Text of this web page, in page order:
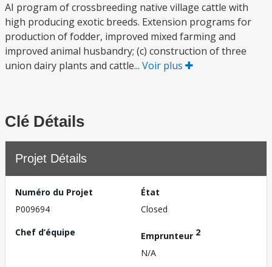
AI program of crossbreeding native village cattle with
high producing exotic breeds. Extension programs for
production of fodder, improved mixed farming and
improved animal husbandry; (c) construction of three
union dairy plants and cattle... Voir plus
Clé Détails
Projet Détails
Numéro du Projet
P009694
État
Closed
Chef d’équipe
Emprunteur 2
N/A